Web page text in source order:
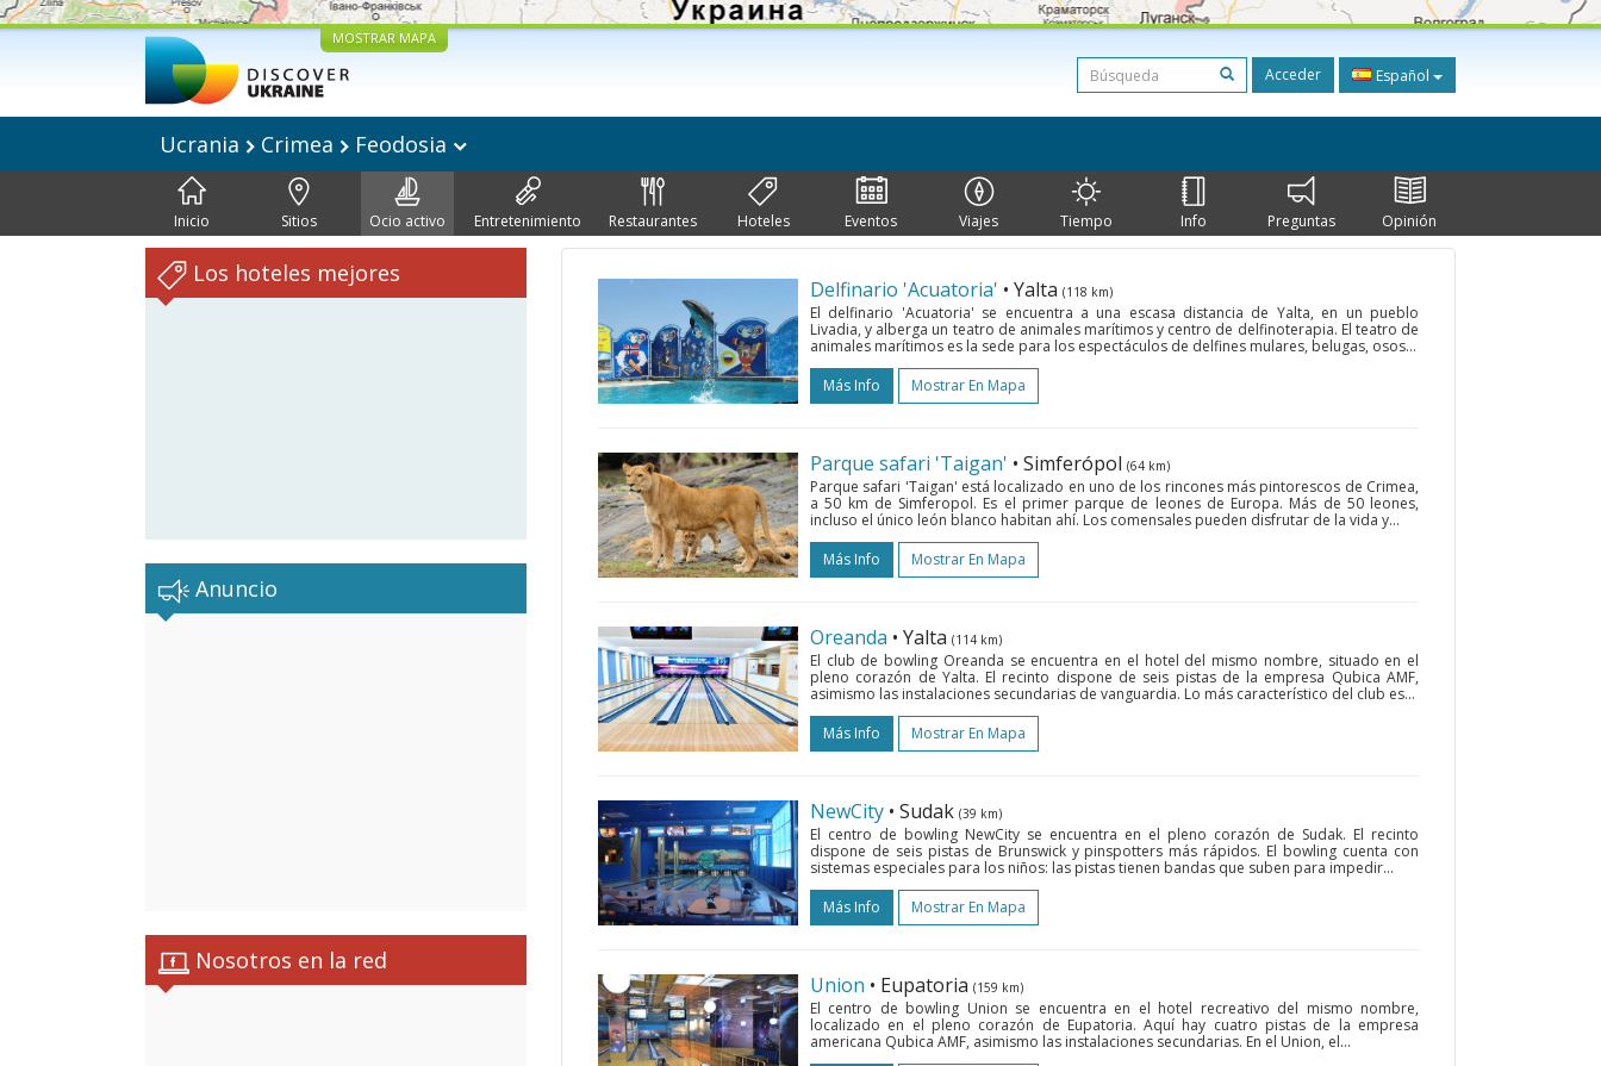
MOSTRAR MAPA
Acceder Español
Ucrania Crimea Feodosia
Inicio Sitios Ocio activo Entretenimiento Restaurantes Hoteles Eventos Viajes Tiempo Info Preguntas Opinión
Los hoteles mejores
Anuncio
Nosotros en la red
Delfinario 'Acuatoria' • Yalta (118 km)
El delfinario 'Acuatoria' se encuentra a una escasa distancia de Yalta, en un pueblo
Livadia, y alberga un teatro de animales marítimos y centro de delfinoterapia. El teatro de
animales marítimos es la sede para los espectáculos de delfines mulares, belugas, osos...
Más Info
Mostrar En Mapa
Parque safari 'Taigan' • Simferópol (64 km)
Parque safari 'Taigan' está localizado en uno de los rincones más pintorescos de Crimea,
a 50 km de Simferopol. Es el primer parque de leones de Europa. Más de 50 leones,
incluso el único león blanco habitan ahí. Los comensales pueden disfrutar de la vida y...
Más Info
Mostrar En Mapa
Oreanda • Yalta (114 km)
El club de bowling Oreanda se encuentra en el hotel del mismo nombre, situado en el
pleno corazón de Yalta. El recinto dispone de seis pistas de la empresa Qubica AMF,
asimismo las instalaciones secundarias de vanguardia. Lo más característico del club es...
Más Info
Mostrar En Mapa
NewCity • Sudak (39 km)
El centro de bowling NewCity se encuentra en el pleno corazón de Sudak. El recinto
dispone de seis pistas de Brunswick y pinspotters más rápidos. El bowling cuenta con
sistemas especiales para los niños: las pistas tienen bandas que suben para impedir...
Más Info
Mostrar En Mapa
Union • Eupatoria (159 km)
El centro de bowling Union se encuentra en el hotel recreativo del mismo nombre,
localizado en el pleno corazón de Eupatoria. Aquí hay cuatro pistas de la empresa
americana Qubica AMF, asimismo las instalaciones secundarias. En el Union, el...